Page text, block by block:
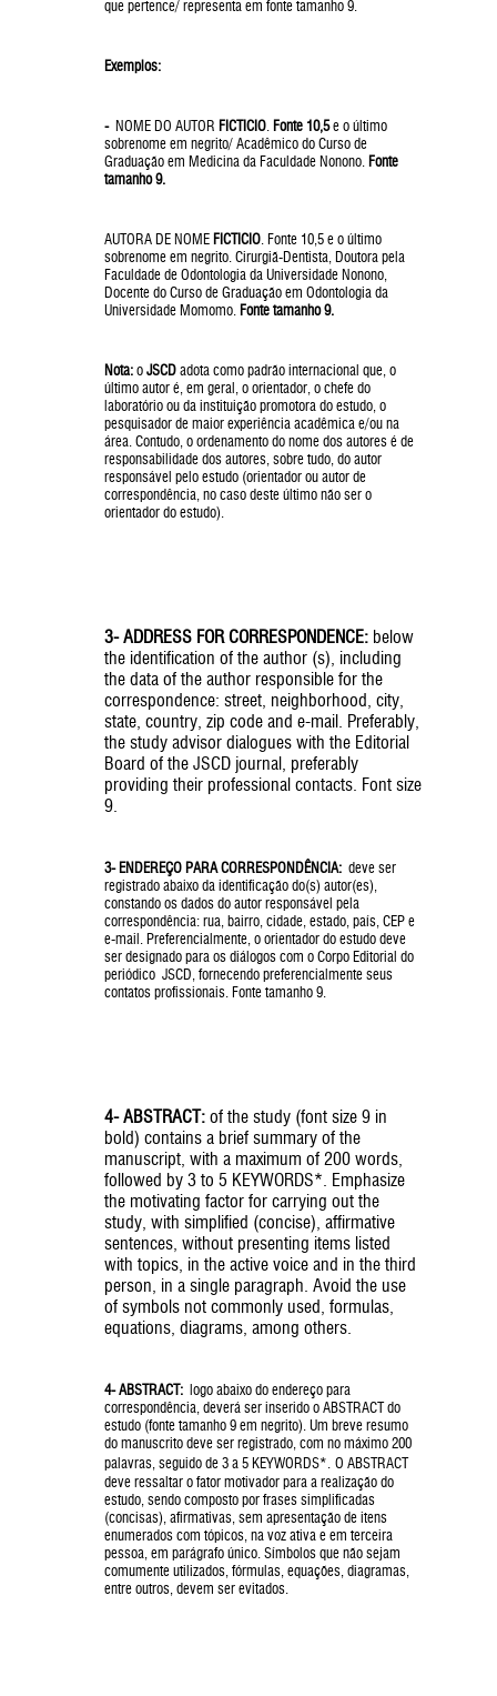
que pertence/ representa em fonte tamanho 9.
Exemplos:
- NOME DO AUTOR FICTICIO Fonte 10,5e o último
sobrenome em negrito/ Acadêmico do Curso de
Graduação em Medicina da Faculdade Nonono. Fonte
tamanho 9.
AUTORA DE NOME FICTICIO . Fonte 10,5 e o último
sobrenome em negrito. Cirurgiã-Dentista, Doutora pela
Faculdade de Odontologia da Universidade Nonono,
Docente do Curso de Graduação em Odontologia da
Universidade Momomo. Fonte tamanho 9.
Nota:oJSCDadota como padrão internacional que, o
último autor é, em geral, o orientador, o chefe do
laboratório ou da instituição promotora do estudo, o
pesquisador de maior experiência acadêmica e/ou na
área. Contudo, o ordenamento do nome dos autores é de
responsabilidade dos autores, sobre tudo, do autor
responsável pelo estudo (orientador ou autor de
correspondência, no caso deste último não ser o
orientador do estudo).
3- ADDRESS FOR CORRESPONDENCE: below
the identification of the author (s), including
the data of the author responsible for the
correspondence: street, neighborhood, city,
state, country, zip code and e-mail. Preferably,
the study advisor dialogues with the Editorial
Board of the JSCD journal, preferably
providing their professional contacts. Font size
9.
3- ENDEREÇO PARA CORRESPONDÊNCIA: deve ser
registrado abaixo da identificação do(s) autor(es),
constando os dados do autor responsável pela
correspondência: rua, bairro, cidade, estado, país, CEP e
e-mail. Preferencialmente, o orientador do estudo deve
ser designado para os diálogos com o Corpo Editorial do
periódico JSCD, fornecendo preferencialmente seus
contatos profissionais. Fonte tamanho 9.
4- ABSTRACT: of the study (font size 9 in
bold) contains a brief summary of the
manuscript, with a maximum of 200 words,
followed by 3 to 5 KEYWORDS*. Emphasize
the motivating factor for carrying out the
study, with simplified (concise), affirmative
sentences, without presenting items listed
with topics, in the active voice and in the third
person, in a single paragraph. Avoid the use
of symbols not commonly used, formulas,
equations, diagrams, among others.
4- ABSTRACT: logo abaixo do endereço para
correspondência, deverá ser inserido o ABSTRACT do
estudo (fonte tamanho 9 em negrito). Um breve resumo
do manuscrito deve ser registrado, com no máximo 200
palavras, seguido de 3 a 5 KEYWORDS*. O ABSTRACT
deve ressaltar o fator motivador para a realização do
estudo, sendo composto por frases simplificadas
(concisas), afirmativas, sem apresentação de itens
enumerados com tópicos, na voz ativa e em terceira
pessoa, em parágrafo único. Símbolos que não sejam
comumente utilizados, fórmulas, equações, diagramas,
entre outros, devem ser evitados.